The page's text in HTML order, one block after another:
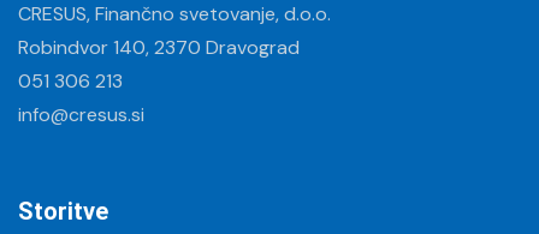
CRESUS, Finančno svetovanje, d.o.o.
Robindvor 140, 2370 Dravograd
051 306 213
info@cresus.si
Storitve